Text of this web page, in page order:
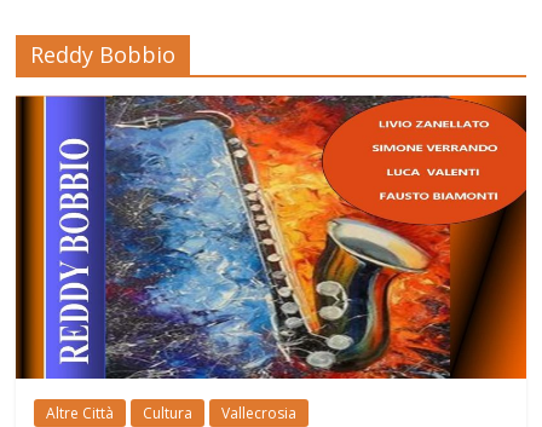
Reddy Bobbio
Altre Città Cultura Vallecrosia